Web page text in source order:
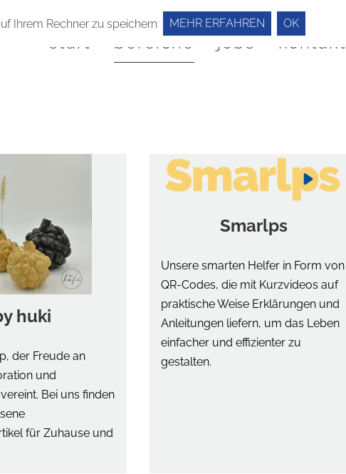
start bereiche jobs kontakt
Ihrem Rechner zu speichern MEHR ERFAHREN OK
huki
der Freude an
und
Bei uns finden
für Zuhause und
Smarlps
Unsere smarten Helfer in Form von
QR-Codes, die mit Kurzvideos auf
praktische Weise Erklärungen und
Anleitungen liefern, um das Leben
einfacher und effizienter zu
gestalten.